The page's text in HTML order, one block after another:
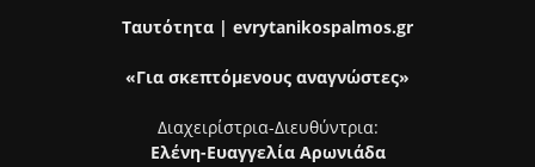
Ταυτότητα | evrytanikospalmos.gr
«Για σκεπτόμενους αναγνώστες»
Διαχειρίστρια-Διευθύντρια:
Ελένη-Ευαγγελία Αρωνιάδα